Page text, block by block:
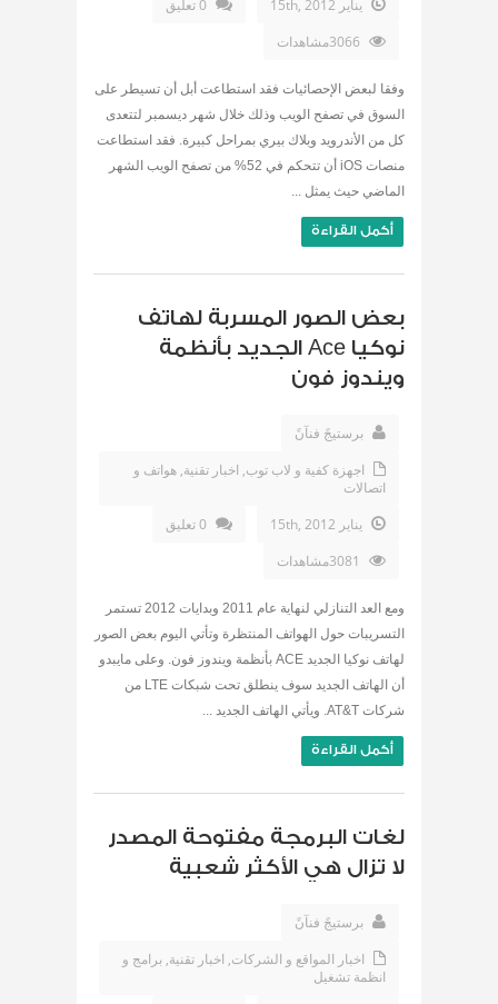
يناير 15th, 2012
0 تعليق
وفقا لبعض الإحصائيات فقد استطاعت أبل أن تسيطر على
السوق في تصفح الويب وذلك خلال شهر ديسمبر لتتعدى
كل من الأندرويد وبلاك بيري بمراحل كبيرة. فقد استطاعت
منصات iOS أن تتحكم في 52% من تصفح الويب الشهر
الماضي حيث يمثل ...
أكمل القراءة
بعض الصور المسربة لهاتف
نوكيا Ace الجديد بأنظمة
ويندوز فون
برستيجً فنآنً
اجهزة كفية و لاب توب, اخبار تقنية, هواتف و
اتصالات
يناير 15th, 2012
0 تعليق
ومع العد التنازلي لنهاية عام 2011 وبدايات 2012 تستمر
التسريبات حول الهواتف المنتظرة وتأتي اليوم بعض الصور
لهاتف نوكيا الجديد ACE بأنظمة ويندوز فون. وعلى مايبدو
أن الهاتف الجديد سوف ينطلق تحت شبكات LTE من
شركات AT&T. ويأتي الهاتف الجديد ...
أكمل القراءة
لغات البرمجة مفتوحة المصدر
لا تزال هي الأكثر شعبية
برستيجً فنآنً
اخبار المواقع و الشركات, اخبار تقنية, برامج و
انظمة تشغيل